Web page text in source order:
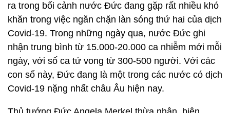
ra trong bối cảnh nước Đức đang gặp rất nhiều khó
khăn trong việc ngăn chặn làn sóng thứ hai của dịch
Covid-19. Trong những ngày qua, nước Đức ghi
nhận trung bình từ 15.000-20.000 ca nhiễm mới mỗi
ngày, với số ca tử vong từ 300-500 người. Với các
con số này, Đức đang là một trong các nước có dịch
Covid-19 nặng nhất châu Âu hiện nay.